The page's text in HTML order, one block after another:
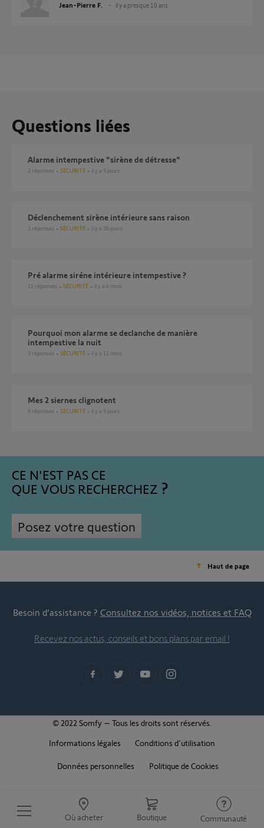
Où acheter Boutique Communauté
Jean-Pierre F. il y a presque 10 ans
Questions liées
Alarme intempestive "sirène de détresse"
2 réponses SÉCURITÉ il y a 9 jours
Déclenchement sirène intérieure sans raison
2 réponses SÉCURITÉ il y a 26 jours
Pré alarme siréne intérieure intempestive ?
11 réponses SÉCURITÉ il y a 4 mois
Pourquoi mon alarme se declanche de manière
intempestive la nuit
3 réponses SÉCURITÉ il y a 11 mois
Mes 2 siernes clignotent
6 réponses SÉCURITÉ il y a 9 jours
CE N'EST PAS CE
QUE VOUS RECHERCHEZ
Posez votre question
Haut de page
Besoin d’assistance ? Consultez nos vidéos, notices et FAQ
Recevez nos actus, conseils et bons plans par email !
© 2022 Somfy – Tous les droits sont réservés.
Informations légales
Conditions d'utilisation
Données personnelles Politique de Cookies